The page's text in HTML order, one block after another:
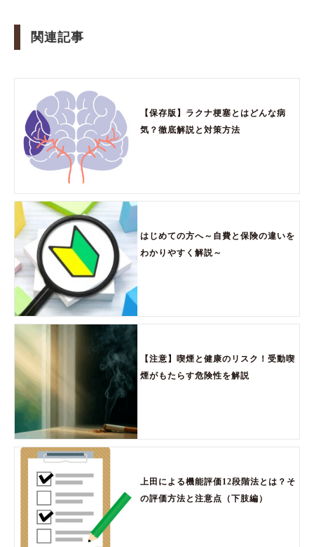
関連記事
【保存版】ラクナ梗塞とはどんな病
気？徹底解説と対策方法
はじめての方へ～自費と保険の違いを
わかりやすく解説～
【注意】喫煙と健康のリスク！受動喫
煙がもたらす危険性を解説
上田による機能評価12段階法とは？そ
の評価方法と注意点（下肢編）